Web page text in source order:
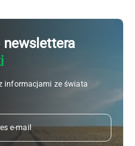
newslettera
informacjami ze świata